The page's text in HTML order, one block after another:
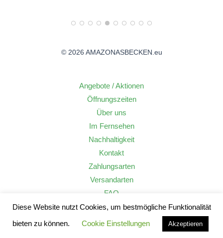
© 2026 AMAZONASBECKEN.eu
Angebote / Aktionen
Öffnungszeiten
Über uns
Im Fernsehen
Nachhaltigkeit
Kontakt
Zahlungsarten
Versandarten
FAQ
Widerrufsrecht
AGB
Diese Website nutzt Cookies, um bestmögliche Funktionalität
bieten zu können.
Cookie Einstellungen Akzeptieren